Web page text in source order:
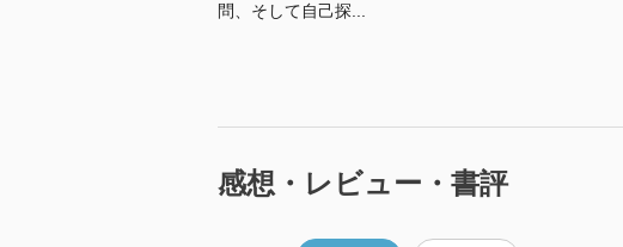
問、そして自己探...
感想・レビュー・書評